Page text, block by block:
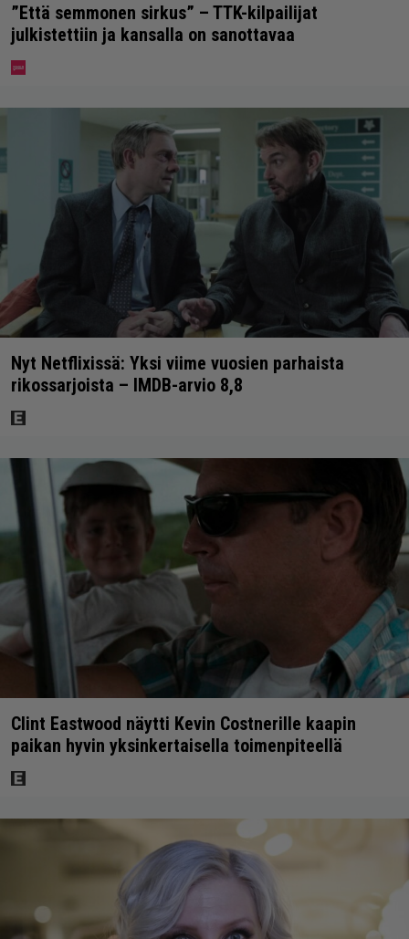
”Että semmonen sirkus” – TTK-kilpailijat
julkistettiin ja kansalla on sanottavaa
Nyt Netflixissä: Yksi viime vuosien parhaista
rikossarjoista – IMDB-arvio 8,8
Clint Eastwood näytti Kevin Costnerille kaapin
paikan hyvin yksinkertaisella toimenpiteellä